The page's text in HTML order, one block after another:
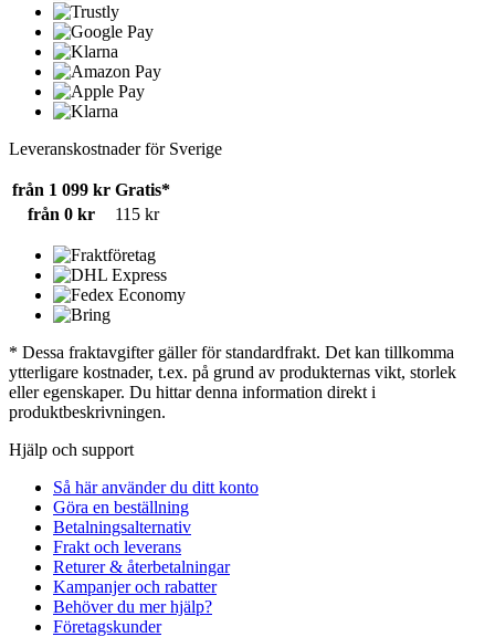
Leveranskostnader för Sverige
från 1 099 kr Gratis*
från 0 kr
115 kr
* Dessa fraktavgifter gäller för standardfrakt. Det kan tillkomma
ytterligare kostnader, t.ex. på grund av produkternas vikt, storlek
eller egenskaper. Du hittar denna information direkt i
produktbeskrivningen.
Hjälp och support
Så här använder du ditt konto
Göra en beställning
Betalningsalternativ
Frakt och leverans
Returer & återbetalningar
Kampanjer och rabatter
Behöver du mer hjälp?
Företagskunder